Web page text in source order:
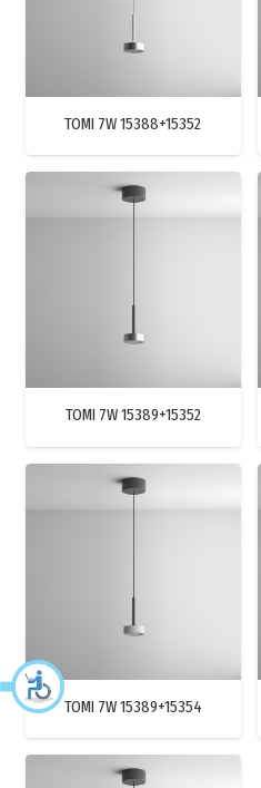
TOMI 7W 15388+15352
TOMI 7W 15389+15352
TOMI 7W 15389+15354